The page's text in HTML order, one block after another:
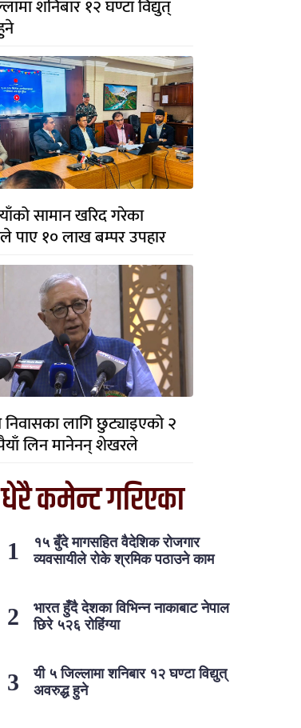
शनिबार १२ घण्टा विद्युत्
सामान खरिद गरेका
पाए १० लाख बम्पर उपहार
निवासका लागि छुट्याइएको २
लिन मानेनन् शेखरले
धेरै कमेन्ट गरिएका
१५ बुँदे मागसहित वैदेशिक रोजगार
व्यवसायीले रोके श्रमिक पठाउने काम
भारत हुँदै देशका विभिन्न नाकाबाट नेपाल
छिरे ५२६ रोहिंग्या
यी ५ जिल्लामा शनिबार १२ घण्टा विद्युत्
अवरुद्ध हुने